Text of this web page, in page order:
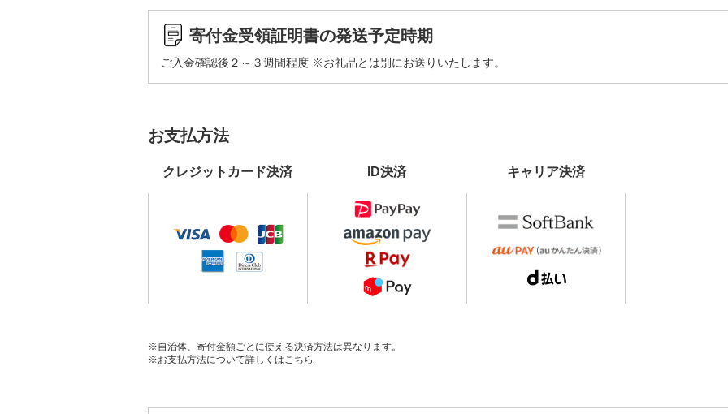
寄付金受領証明書の発送予定時期
ご入金確認後２～３週間程度 ※お礼品とは別にお送りいたします。
お支払方法
クレジットカード決済 ID決済 キャリア決済
※自治体、寄付金額ごとに使える決済方法は異なります。
※お支払方法について詳しくはこちら